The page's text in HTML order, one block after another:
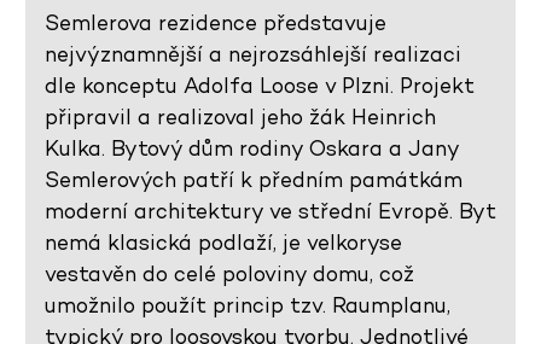
Semlerova rezidence představuje
nejvýznamnější a nejrozsáhlejší realizaci
dle konceptu Adolfa Loose v Plzni. Projekt
připravil a realizoval jeho žák Heinrich
Kulka. Bytový dům rodiny Oskara a Jany
Semlerových patří k předním památkám
moderní architektury ve střední Evropě. Byt
nemá klasická podlaží, je velkoryse
vestavěn do celé poloviny domu, což
umožnilo použít princip tzv. Raumplanu,
typický pro loosovskou tvorbu. Jednotlivé